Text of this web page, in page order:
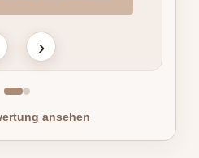
›
ansehen